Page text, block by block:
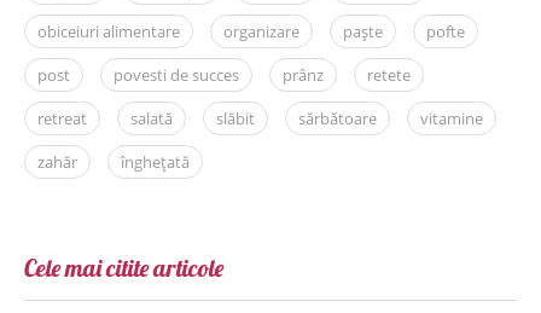
obiceiuri alimentare
organizare paște
pofte
post
povesti de succes prânz
retete
retreat
salată slăbit sărbătoare
vitamine
zahăr
înghețată
Cele mai citite articole